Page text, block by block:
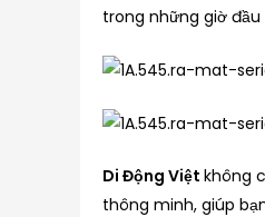
trong những giờ đầu
Di Động Việtkhông
thông minh, giúp